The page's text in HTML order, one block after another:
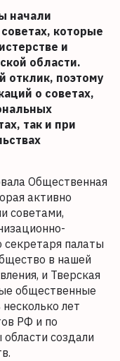
начали
которые
и
области.
отклик, поэтому
о советах,
так и при
Общественная
активно
советами,
палаты
в нашей
и Тверская
общественные
лет
РФ и по
создали